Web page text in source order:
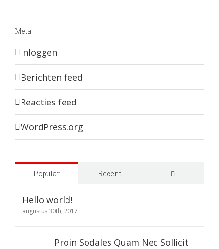
Meta
Inloggen
Berichten feed
Reacties feed
WordPress.org
Popular Recent
Hello world!
augustus 30th, 2017
Proin Sodales Quam Nec Sollicit